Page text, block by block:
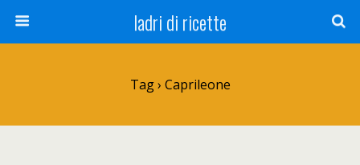
ladri di ricette
Tag › Caprileone